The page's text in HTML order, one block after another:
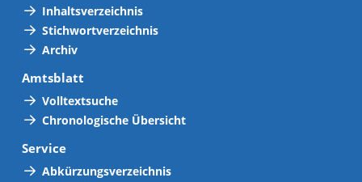
Inhaltsverzeichnis
Stichwortverzeichnis
Archiv
Amtsblatt
Volltextsuche
Chronologische Übersicht
Service
Abkürzungsverzeichnis